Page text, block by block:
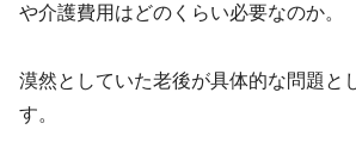
や介護費用はどのくらい必要なのか。
漠然としていた老後が具体的な問題と
す。